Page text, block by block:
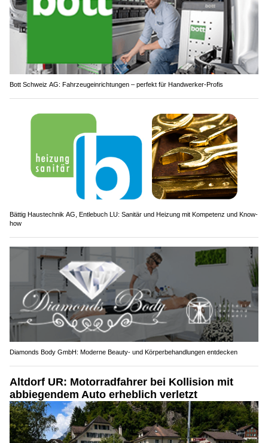
Bott Schweiz AG: Fahrzeugeinrichtungen – perfekt für Handwerker-Profis
Bättig Haustechnik AG, Entlebuch LU: Sanitär und Heizung mit Kompetenz und Know-
how
Diamonds Body GmbH: Moderne Beauty- und Körperbehandlungen entdecken
Altdorf UR: Motorradfahrer bei Kollision mit
abbiegendem Auto erheblich verletzt